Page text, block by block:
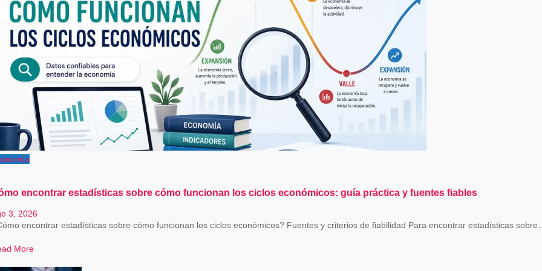
encontrar estadísticas sobre cómo funcionan los ciclos económicos: guía práctica y fuentes fiables
3, 2026
encontrar estadísticas sobre cómo funcionan los ciclos económicos? Fuentes y criterios de fiabilidad Para encontrar estadísticas
More